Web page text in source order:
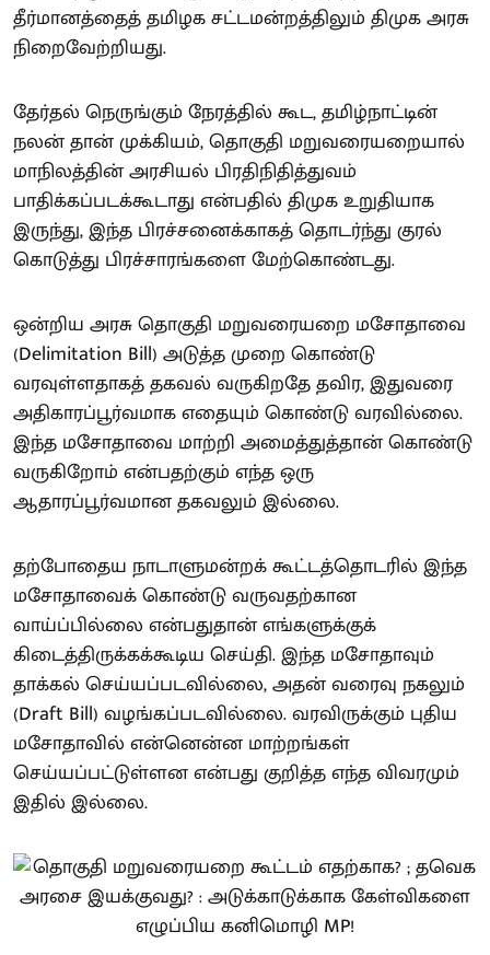
தீர்மானத்தைத் தமிழக சட்டமன்றத்திலும் திமுக அரசு
நிறைவேற்றியது.
தேர்தல் நெருங்கும் நேரத்தில் கூட, தமிழ்நாட்டின்
நலன் தான் முக்கியம், தொகுதி மறுவரையறையால்
மாநிலத்தின் அரசியல் பிரதிநிதித்துவம்
பாதிக்கப்படக்கூடாது என்பதில் திமுக உறுதியாக
இருந்து, இந்த பிரச்சனைக்காகத் தொடர்ந்து குரல்
கொடுத்து பிரச்சாரங்களை மேற்கொண்டது.
ஒன்றிய அரசு தொகுதி மறுவரையறை மசோதாவை
(Delimitation Bill) அடுத்த முறை கொண்டு
வரவுள்ளதாகத் தகவல் வருகிறதே தவிர, இதுவரை
அதிகாரப்பூர்வமாக எதையும் கொண்டு வரவில்லை.
இந்த மசோதாவை மாற்றி அமைத்துத்தான் கொண்டு
வருகிறோம் என்பதற்கும் எந்த ஒரு
ஆதாரப்பூர்வமான தகவலும் இல்லை.
தற்போதைய நாடாளுமன்றக் கூட்டத்தொடரில் இந்த
மசோதாவைக் கொண்டு வருவதற்கான
வாய்ப்பில்லை என்பதுதான் எங்களுக்குக்
கிடைத்திருக்கக்கூடிய செய்தி. இந்த மசோதாவும்
தாக்கல் செய்யப்படவில்லை, அதன் வரைவு நகலும்
(Draft Bill) வழங்கப்படவில்லை. வரவிருக்கும் புதிய
மசோதாவில் என்னென்ன மாற்றங்கள்
செய்யப்பட்டுள்ளன என்பது குறித்த எந்த விவரமும்
இதில் இல்லை.